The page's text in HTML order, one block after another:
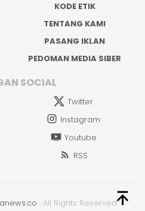
KODE ETIK
TENTANG KAMI
PASANG IKLAN
PEDOMAN MEDIA SIBER
SOCIAL
Twitter
Instagram
Youtube
RSS
. All Rights Reserved